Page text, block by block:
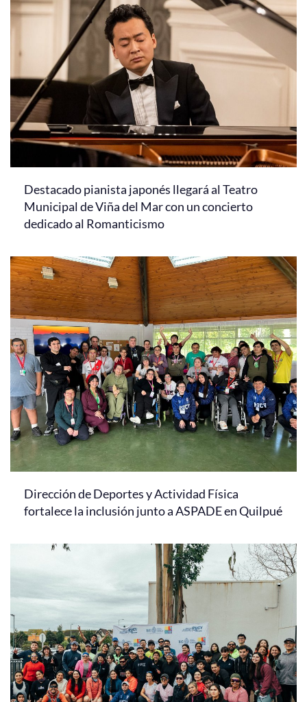
Destacado pianista japonés llegará al Teatro
Municipal de Viña del Mar con un concierto
dedicado al Romanticismo
Dirección de Deportes y Actividad Física
fortalece la inclusión junto a ASPADE en Quilpué